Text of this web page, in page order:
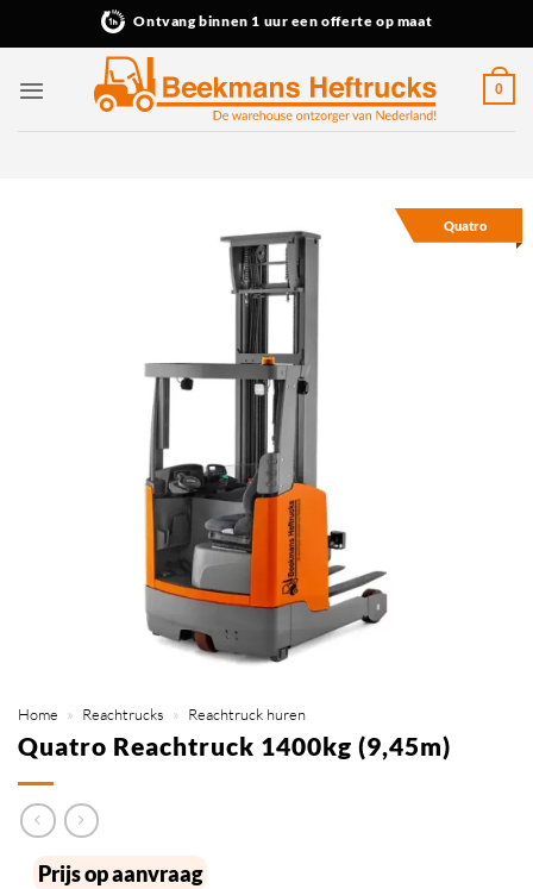
Ontvang binnen 1 uur een offerte op maat
0
Quatro
Home » Reachtrucks » Reachtruck huren
Quatro Reachtruck 1400kg (9,45m)
Prijs op aanvraag